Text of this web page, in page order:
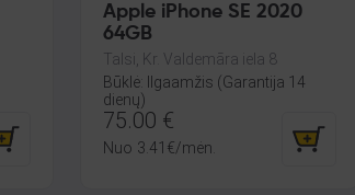
Apple iPhone SE 2020
64GB
Talsi, Kr. Valdemāra iela 8
Būklė: Ilgaamžis (Garantija 14
dienų)
75.00 €
Nuo 3.41 €/mėn.